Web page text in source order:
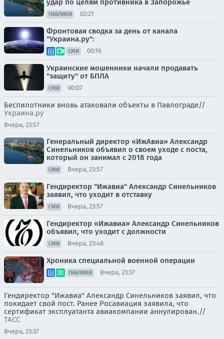
удар по целям противника в Запорожье
ПАБЛИКИ 02:21
Фронтовая сводка за день от канала
"Украина.ру":
СМИ 00:16
Украинские мошенники начали продавать
"защиту" от БПЛА
СМИ 00:07
Беспилотники вновь атаковали объекты в Павлограде//
Украина.ру
Вчера, 23:57
Генеральный директор «ИжАвиа» Александр
Синельников объявил о своем уходе с поста,
который он занимал с 2018 года
СМИ Вчера, 23:57
Гендиректор "Ижавиа" Александр Синельников
заявил, что уходит в отставку
СМИ Вчера, 23:57
Гендиректор «Ижавиа» Александр Синельников
объявил, что уходит с должности
СМИ Вчера, 23:48
Хроника специальной военной операции
ПАБЛИКИ Вчера, 23:37
Гендиректор "Ижавиа" Александр Синельников заявил, что
покидает свой пост. Ранее Росавиация заявила, что
сертификат эксплуатанта авиакомпании аннулирован.//
ТАСС
Вчера, 23:37